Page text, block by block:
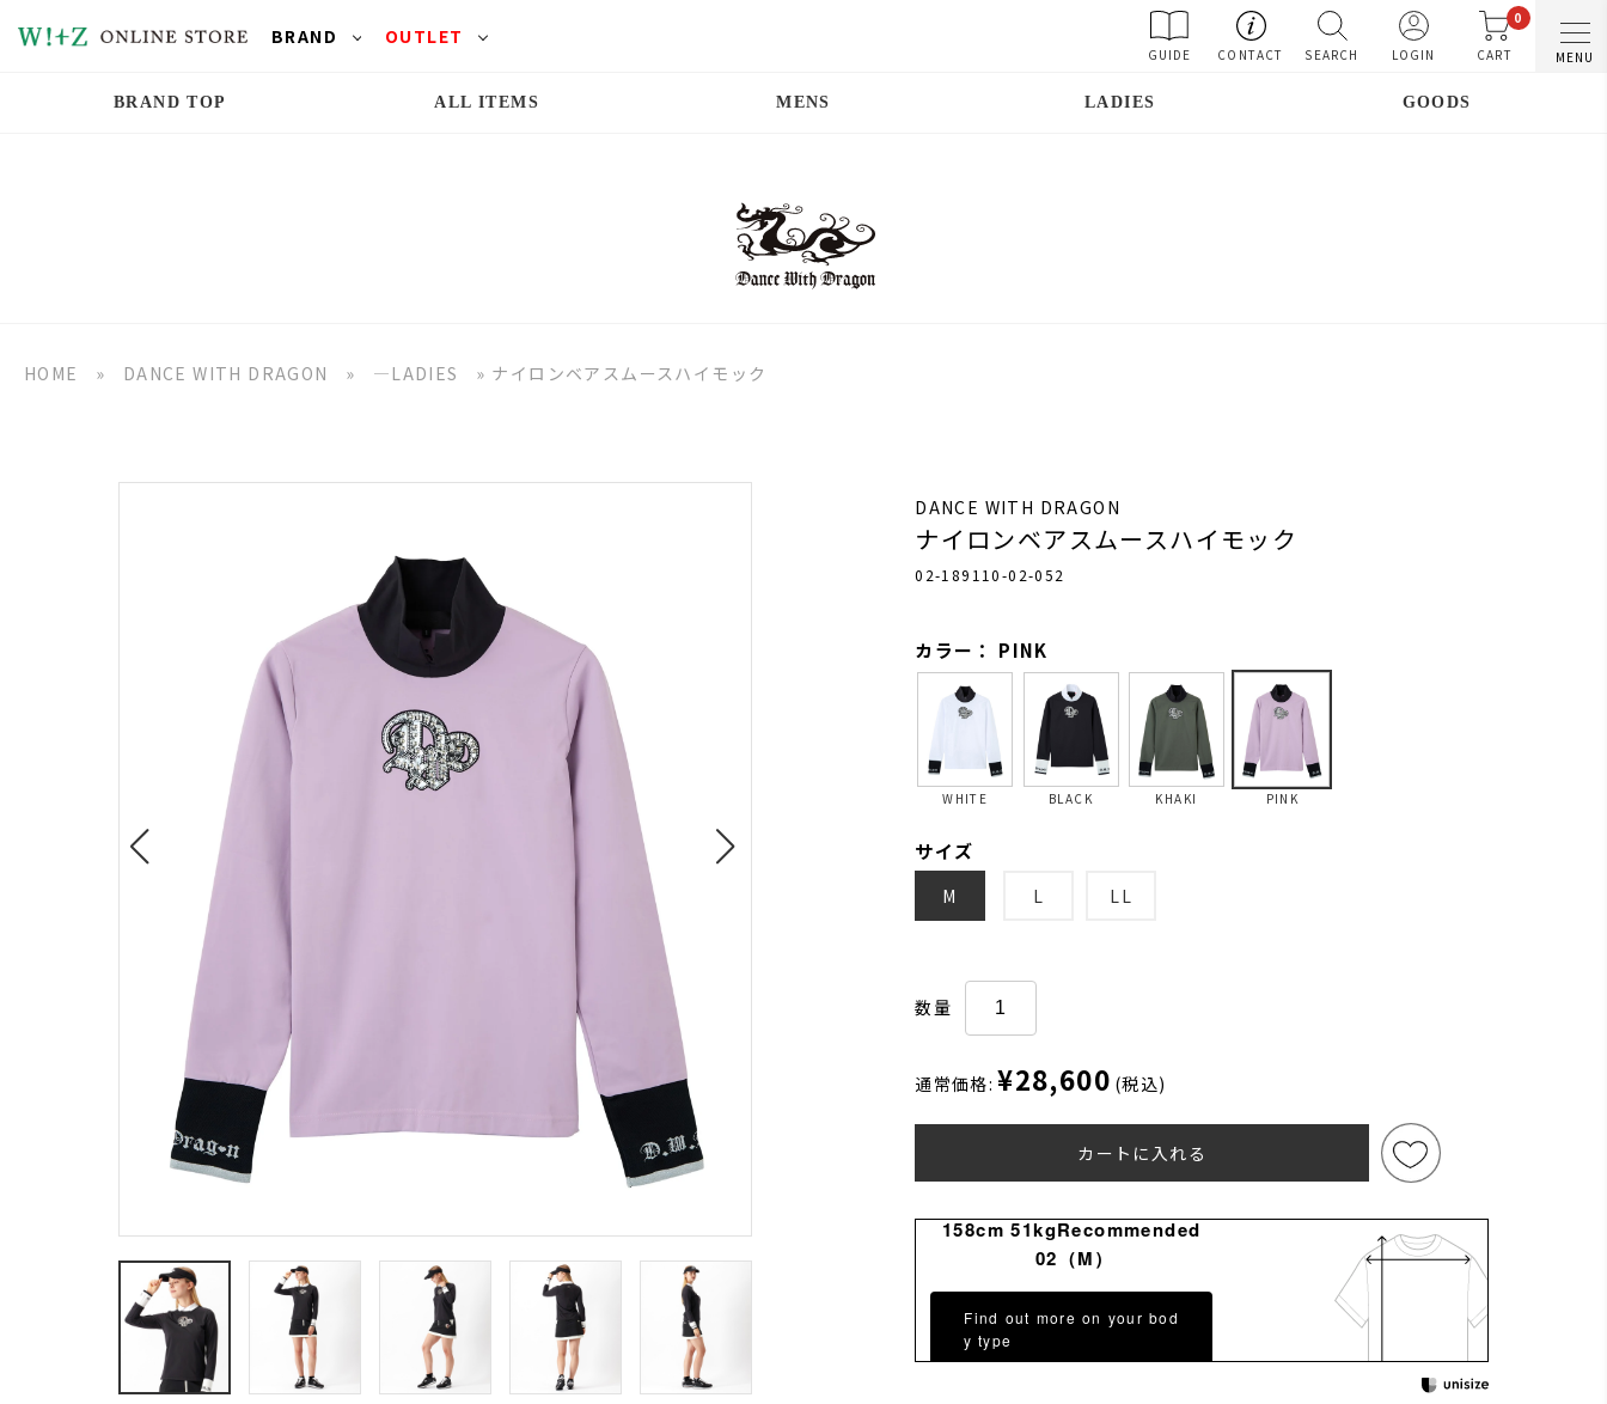
BRAND OUTLET
GUIDE CONTACT SEARCH LOGIN
0
CART MENU
BRAND TOP ALL ITEMS MENS LADIES GOODS
HOME » DANCE WITH DRAGON » ―LADIES » ナイロンベアスムースハイモック
DANCE WITH DRAGON
ナイロンベアスムースハイモック
02-189110-02-052
カラー： PINK
WHITE BLACK KHAKI PINK
サイズ
M L LL
数量
通常価格: ¥28,600 (税込)
カートに入れる
158cm 51kgRecommended
02（M）
Find out more on your bod
y type